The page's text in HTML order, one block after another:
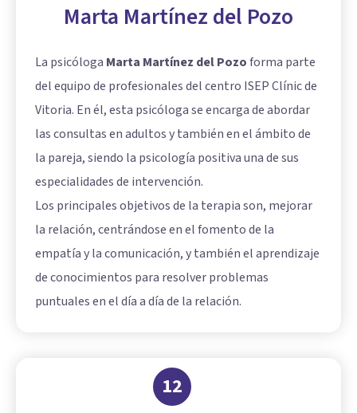
Marta Martínez del Pozo
La psicóloga Marta Martínez del Pozoforma parte
del equipo de profesionales del centro ISEP Clínic de
Vitoria. En él, esta psicóloga se encarga de abordar
las consultas en adultos y también en el ámbito de
la pareja, siendo la psicología positiva una de sus
especialidades de intervención.
Los principales objetivos de la terapia son, mejorar
la relación, centrándose en el fomento de la
empatía y la comunicación, y también el aprendizaje
de conocimientos para resolver problemas
puntuales en el día a día de la relación.
12